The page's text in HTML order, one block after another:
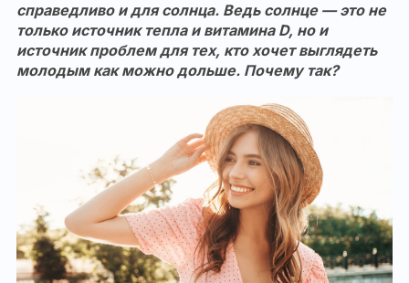
справедливо и для солнца. Ведь солнце — это не
только источник тепла и витамина D, но и
источник проблем для тех, кто хочет выглядеть
молодым как можно дольше. Почему так?